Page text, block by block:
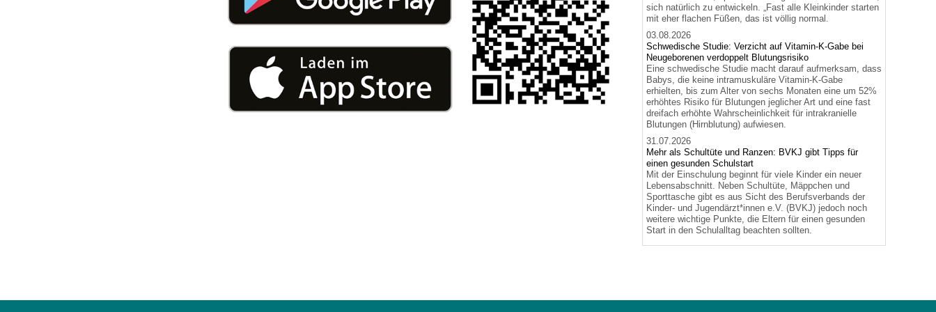
U0-Vorsorge
sich natürlich zu entwickeln. „Fast alle Kleinkinder starten
mit eher flachen Füßen, das ist völlig normal.
03.08.2026
Schwedische Studie: Verzicht auf Vitamin-K-Gabe bei
Neugeborenen verdoppelt Blutungsrisiko
Eine schwedische Studie macht darauf aufmerksam, dass
Babys, die keine intramuskuläre Vitamin-K-Gabe
erhielten, bis zum Alter von sechs Monaten eine um 52%
erhöhtes Risiko für Blutungen jeglicher Art und eine fast
dreifach erhöhte Wahrscheinlichkeit für intrakranielle
Blutungen (Hirnblutung) aufwiesen.
31.07.2026
Mehr als Schultüte und Ranzen: BVKJ gibt Tipps für
einen gesunden Schulstart
Mit der Einschulung beginnt für viele Kinder ein neuer
Lebensabschnitt. Neben Schultüte, Mäppchen und
Sporttasche gibt es aus Sicht des Berufsverbands der
Kinder- und Jugendärzt*innen e.V. (BVKJ) jedoch noch
weitere wichtige Punkte, die Eltern für einen gesunden
Start in den Schulalltag beachten sollten.